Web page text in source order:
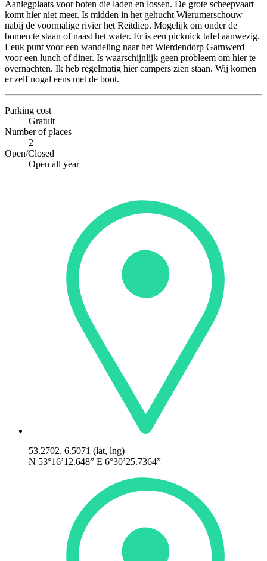
Aanlegplaats voor boten die laden en lossen. De grote scheepvaart
komt hier niet meer. Is midden in het gehucht Wierumerschouw
nabij de voormalige rivier het Reitdiep. Mogelijk om onder de
bomen te staan of naast het water. Er is een picknick tafel aanwezig.
Leuk punt voor een wandeling naar het Wierdendorp Garnwerd
voor een lunch of diner. Is waarschijnlijk geen probleem om hier te
overnachten. Ik heb regelmatig hier campers zien staan. Wij komen
er zelf nogal eens met de boot.
Parking cost
Gratuit
Number of places
2
Open/Closed
Open all year
53.2702, 6.5071 (lat, lng)
N 53°16’12.648” E 6°30’25.7364”